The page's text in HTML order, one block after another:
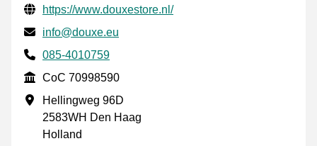
Verificerede kontaktoplysninger
Website URL
https://www.douxestore.nl/
E-mail
info@douxe.eu
Phone number
085-4010759
CoC
CoC 70998590
Forretningsadresse
Hellingweg 96D
2583WH Den Haag
Holland